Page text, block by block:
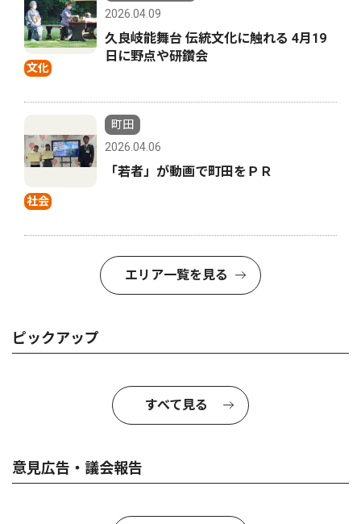
文化
2026.04.09
久良岐能舞台 伝統文化に触れる 4月19
日に野点や研鑽会
社会
町田
2026.04.06
「若者」が動画で町田をＰＲ
エリア一覧を見る
ピックアップ
すべて見る
意見広告・議会報告